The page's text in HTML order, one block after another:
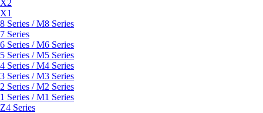
X2
X1
8 Series / M8 Series
7 Series
6 Series / M6 Series
5 Series / M5 Series
4 Series / M4 Series
3 Series / M3 Series
2 Series / M2 Series
1 Series / M1 Series
Z4 Series